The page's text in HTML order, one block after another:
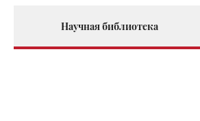
Научная библиотека